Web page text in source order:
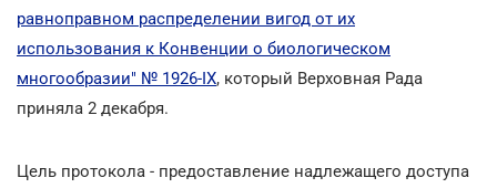
равноправном распределении вигод от их
использования к Конвенции о биологическом
многообразии" № 1926-ІХ, который Верховная Рада
приняла 2 декабря.
Цель протокола - предоставление надлежащего доступа